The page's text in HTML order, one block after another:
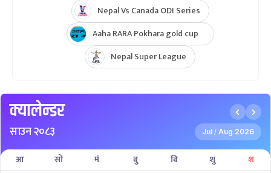
Nepal Vs Canada ODI Series
Aaha RARA Pokhara gold cup
Nepal Super League
क्यालेन्डर
साउन २०८३ Jul / Aug 2026
आ सो मं बु बि शु श